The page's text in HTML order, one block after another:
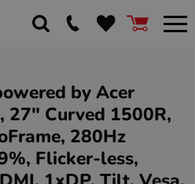
by Acer
27" Curved 1500R,
280Hz
Flicker-less,